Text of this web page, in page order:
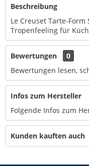
Beschreibung
Le Creuset Tarte-
Tropenfeeling für
Bewertungen
0
Bewertungen lesen,
Infos zum Hersteller
Folgende Infos zum
Kunden kauften auch